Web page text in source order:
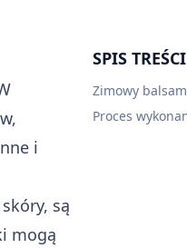
i
są
mogą
SPIS TREŚCI
Zimowy
Proces